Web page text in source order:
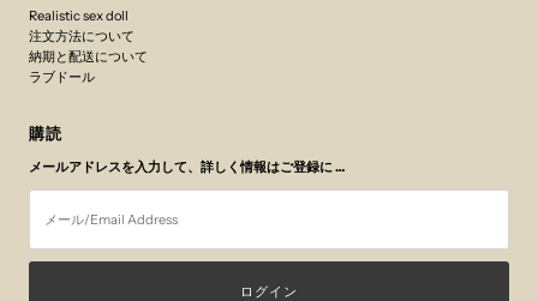
Realistic sex doll
注文方法について
納期と配送について
ラブドール
購読
メールアドレスを入力して、詳しく情報はご登録に …
Address